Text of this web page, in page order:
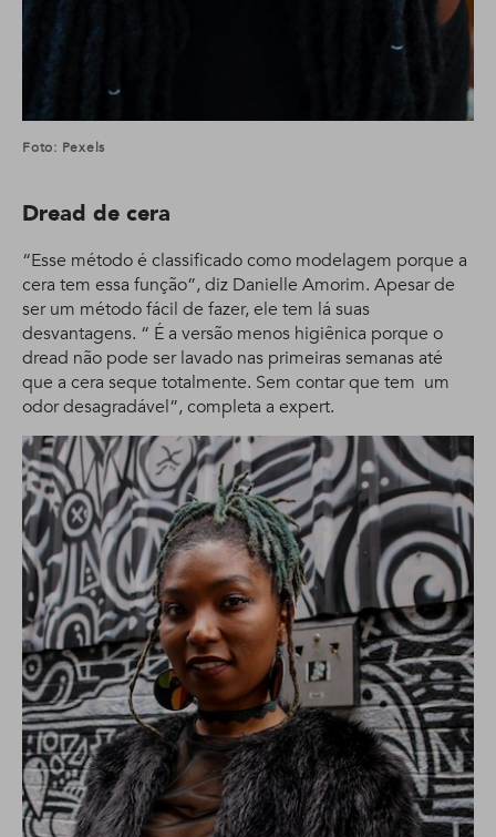
Foto: Pexels
Dread de cera
“Esse método é classificado como modelagem porque a
cera tem essa função”, diz Danielle Amorim. Apesar de
ser um método fácil de fazer, ele tem lá suas
desvantagens. “ É a versão menos higiênica porque o
dread não pode ser lavado nas primeiras semanas até
que a cera seque totalmente. Sem contar que tem um
odor desagradável”, completa a expert.